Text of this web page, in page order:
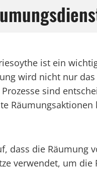
ist ein
wird nicht nur
sind
dass die
verwendet, um